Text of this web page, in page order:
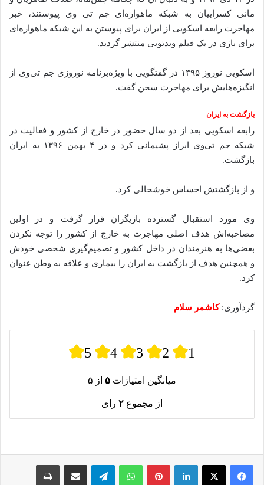
مانی کسراییان به شبکه ماهواره‌ای جم تی وی پیوستند، خبر
مهاجرت رابعه اسکویی از ایران برای پیوستن به این شبکه ماهواره‌ای
برای بازی در یک فیلم ویدئویی منتشر گردید.
اسکویی نوروز ۱۳۹۵ در گفتگویی با ویژه‌برنامه نوروزی جم تی‌وی از
انگیزه‌هایش برای مهاجرت سخن گفت.
بازگشت به ایران
رابعه اسکویی بعد از دو سال حضور در خارج از کشور و فعالیت در
شبکه جم تی‌وی ابراز پشیمانی کرد و در ۴ بهمن ۱۳۹۶ به ایران
بازگشت.
و از بازگشتش احساس خوشحالی کرد.
وی مورد استقبال گسترده بازیگران قرار گرفت و در اولین
مصاحبه‌اش هدف اصلی مهاجرت به خارج از کشور را توجه نکردن
بعضی‌ها به هنرمندان در داخل کشور و تصمیم‌گیری شخصی خودش
و همچنین هدف از بازگشت به ایران را بیماری و علاقه به وطن عنوان
کرد.
گردآوری:کاشمر سلام
5 4 3 2 1
میانگین امتیازات ۵ از ۵
از مجموع ۲ رای
لینکدین پینترستواتس آپ تلگرام اشتراک گذاری از طریق ایمیل چاپ